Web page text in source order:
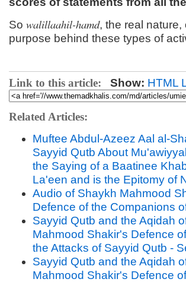
So walillaahil-hamd, the real
purpose behind these types of
Link to this article: Show: HTML
Related Articles:
Muftee Abdul-Azeez Aal al-
Sayyid Qutb About
the Saying of a Baatinee
La'een and is the Epitomy of
Audio of Shaykh Mahmood
Defence of the Companions
Sayyid Qutb and the Aqidah
Mahmood Shakir's Defence
the Attacks of Sayyid Qutb -
Sayyid Qutb and the Aqidah
Mahmood Shakir's Defence